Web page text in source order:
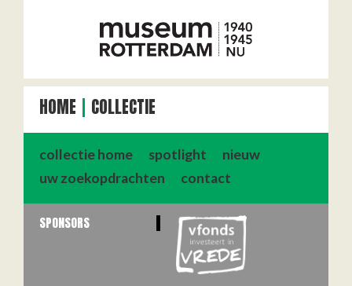
HOME COLLECTIE
collectie home spotlight
nieuw
uw zoekopdrachten
contact
SPONSORS